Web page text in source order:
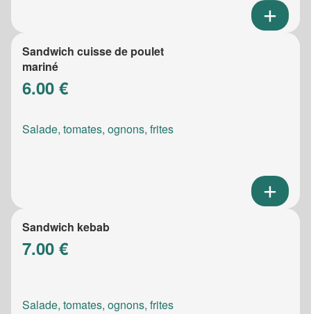
Sandwich cuisse de poulet
mariné
6.00 €
Salade, tomates, ognons, frites
Sandwich kebab
7.00 €
Salade, tomates, ognons, frites